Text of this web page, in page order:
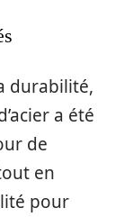
durabilité,
a été
de
en
pour